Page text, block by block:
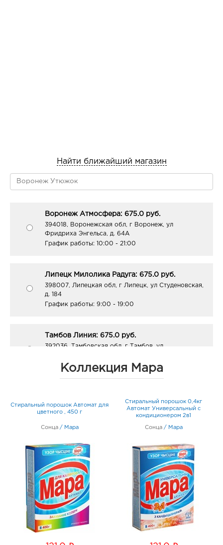
Найти ближайший магазин
Воронеж Атмосфера: 675.0 руб.
394018, Воронежская обл, г Воронеж, ул
Фридриха Энгельса, д. 64А
График работы: 10:00 - 21:00
Липецк Милолика Радуга: 675.0 руб.
398007, Липецкая обл, г Липецк, ул Студеновская,
д. 184
График работы: 9:00 - 19:00
Тамбов Линия: 675.0 руб.
392036, Тамбовская обл, г Тамбов, ул
График работы:9:00 - 20:00
Коллекция Мара
Стиральный порошок Автомат для
цветного , 450 г
Сонца / Мара
Стиральный порошок 0,4кг
Автомат Универсальный с
кондиционером 2в1
Сонца / Мара